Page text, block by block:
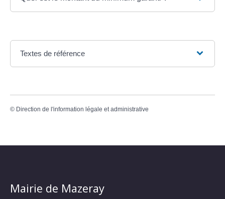
Textes de référence
© Direction de l'information légale et administrative
Mairie de Mazeray